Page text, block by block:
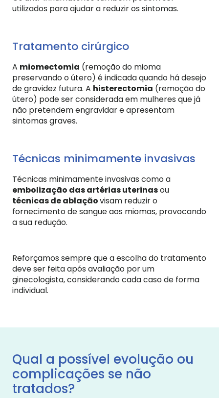
utilizados para ajudar a reduzir os sintomas.
Tratamento cirúrgico
A miomectomia (remoção do mioma
preservando o útero) é indicada quando há desejo
de gravidez futura. A histerectomia (remoção do
útero) pode ser considerada em mulheres que já
não pretendem engravidar e apresentam
sintomas graves.
Técnicas minimamente invasivas
Técnicas minimamente invasivas como a
embolização das artérias uterinasou
técnicas de ablaçãovisam reduzir o
fornecimento de sangue aos miomas, provocando
a sua redução.
Reforçamos sempre que a escolha do tratamento
deve ser feita após avaliação por um
ginecologista, considerando cada caso de forma
individual.
Qual a possível evolução ou
complicações se não
tratados?